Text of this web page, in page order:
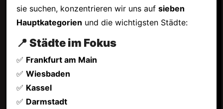
sie suchen, konzentrieren wir uns auf sieben
Hauptkategorien und die wichtigsten Städte:
📍 Städte im Fokus
✅ Frankfurt am Main
✅ Wiesbaden
✅ Kassel
✅ Darmstadt